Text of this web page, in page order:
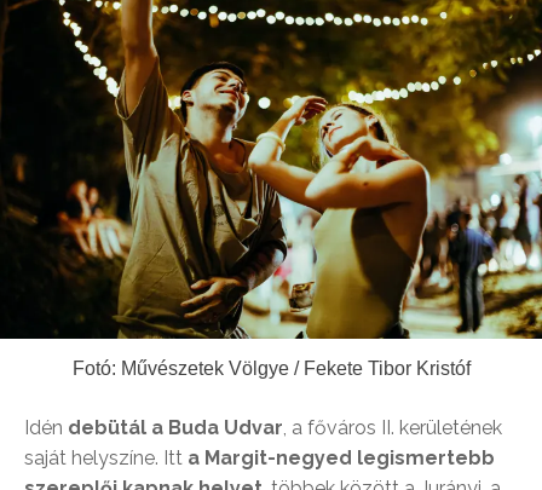
Fotó: Művészetek Völgye / Fekete Tibor Kristóf
Idén debütál a Buda Udvar , a főváros II. kerületének
saját helyszíne. Itt a Margit-negyed legismertebb